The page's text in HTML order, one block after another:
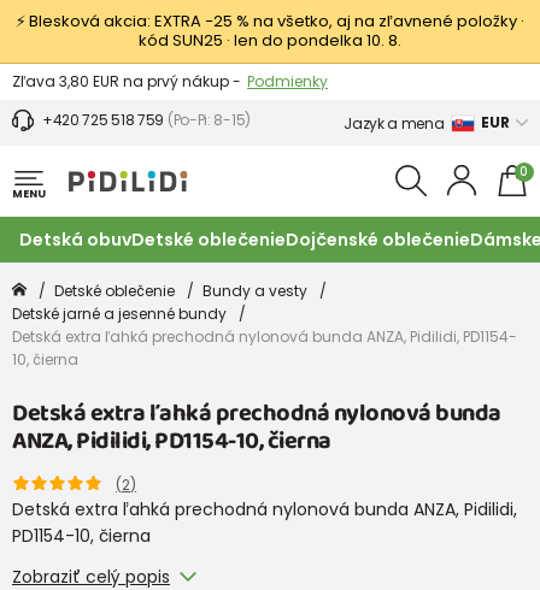
⚡ Blesková akcia: EXTRA −25 % na všetko, aj na zľavnené položky ·
kód SUN25 · len do pondelka 10. 8.
Výmena a vrátenie tovaru - Zobraziť
Zľava 3,80 EUR na prvý nákup - Podmienky
+420 725 518 759 (Po-Pi: 8-15) Jazyk a mena EUR
MENU
0
Detská obuvDetské oblečenieDojčenské oblečenie
Detské oblečenie
Bundy a vesty
Detské jarné a jesenné bundy
Detská extra ľahká prechodná nylonová bunda ANZA, Pidilidi, PD1154-
10, čierna
Detská extra ľahká prechodná nylonová bunda
ANZA, Pidilidi, PD1154-10, čierna
(2)
Detská extra ľahká prechodná nylonová bunda ANZA, Pidilidi,
PD1154-10, čierna
Zobraziť celý popis